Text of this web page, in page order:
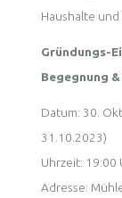
Haushalte
Gründungs-
Begegnung
Datum: 30.
31.10.2023)
Uhrzeit: 19:00
Adresse: